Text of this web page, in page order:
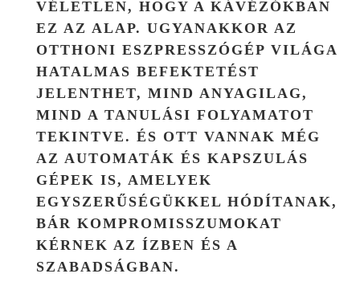
VÉLETLEN, HOGY A KÁVÉZÓKBAN
EZ AZ ALAP. UGYANAKKOR AZ
OTTHONI ESZPRESSZÓGÉP VILÁGA
HATALMAS BEFEKTETÉST
JELENTHET, MIND ANYAGILAG,
MIND A TANULÁSI FOLYAMATOT
TEKINTVE. ÉS OTT VANNAK MÉG
AZ AUTOMATÁK ÉS KAPSZULÁS
GÉPEK IS, AMELYEK
EGYSZERŰSÉGÜKKEL HÓDÍTANAK,
BÁR KOMPROMISSZUMOKAT
KÉRNEK AZ ÍZBEN ÉS A
SZABADSÁGBAN.